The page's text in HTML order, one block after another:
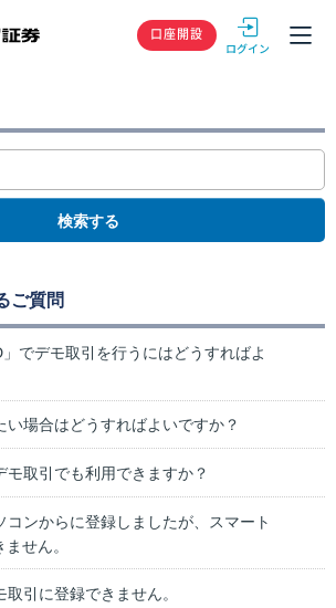
GMOクリック
口座開設
検索する
ご質問
」でデモ取引を行うにはどうすればよ
場合はどうすればよいですか？
モ取引でも利用できますか？
コンからに登録しましたが、スマート
せん。
引に登録できません。